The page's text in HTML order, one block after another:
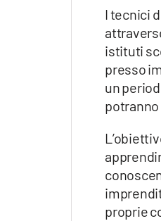
I tecnici
istituti
presso
un
proprie